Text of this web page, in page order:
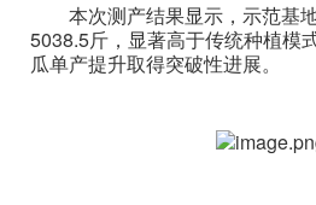
本次测产结果显示，示范基
5038.5斤，显著高于传统种植模
瓜单产提升取得突破性进展。